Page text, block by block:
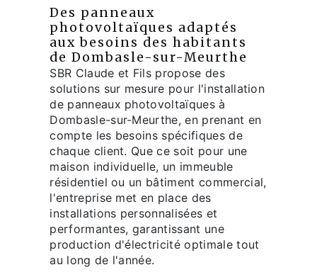
Des panneaux
photovoltaïques adaptés
aux besoins des habitants
de Dombasle-sur-Meurthe
SBR Claude et Fils propose des
solutions sur mesure pour l'installation
de panneaux photovoltaïques à
Dombasle-sur-Meurthe, en prenant en
compte les besoins spécifiques de
chaque client. Que ce soit pour une
maison individuelle, un immeuble
résidentiel ou un bâtiment commercial,
l'entreprise met en place des
installations personnalisées et
performantes, garantissant une
production d'électricité optimale tout
au long de l'année.